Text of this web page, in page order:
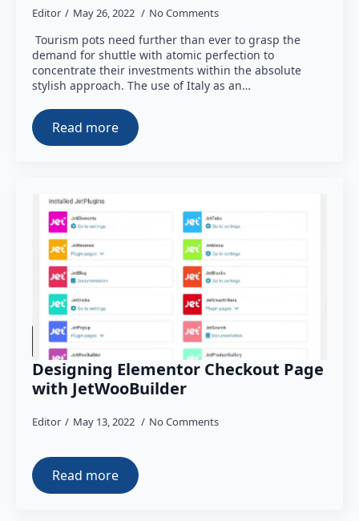
Editor May 26, 2022 No Comments
Tourism pots need further than ever to grasp the
demand for shuttle with atomic perfection to
concentrate their investments within the absolute
stylish approach. The use of Italy as an…
Read more
Designing Elementor Checkout Page
with JetWooBuilder
Editor May 13, 2022 No Comments
Read more